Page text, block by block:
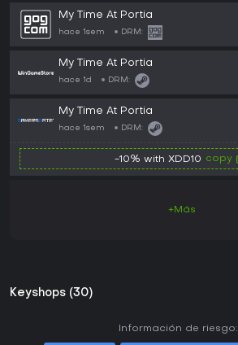
My Time At Portia
hace 1sem DRM:
My Time At Portia
hace 1d DRM:
My Time At Portia
hace 1sem DRM:
-10% with XDD10 copy
+Más
Keyshops (30)
Información de riesgo: